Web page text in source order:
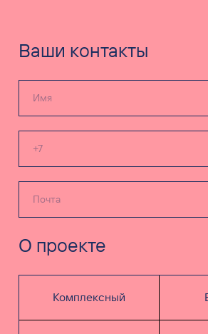
Ваши контакты
О проекте
Комплексный